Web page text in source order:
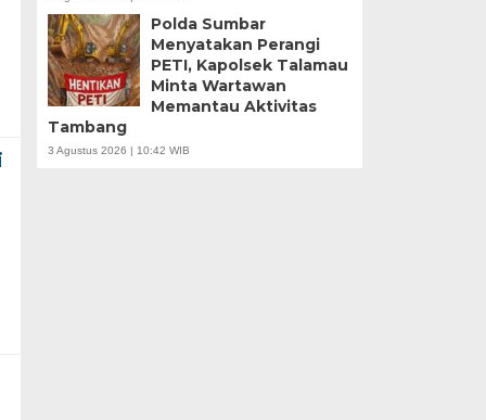
Polda Sumbar
Menyatakan Perangi
PETI, Kapolsek Talamau
Minta Wartawan
Memantau Aktivitas
Tambang
3 Agustus 2026 | 10:42 WIB